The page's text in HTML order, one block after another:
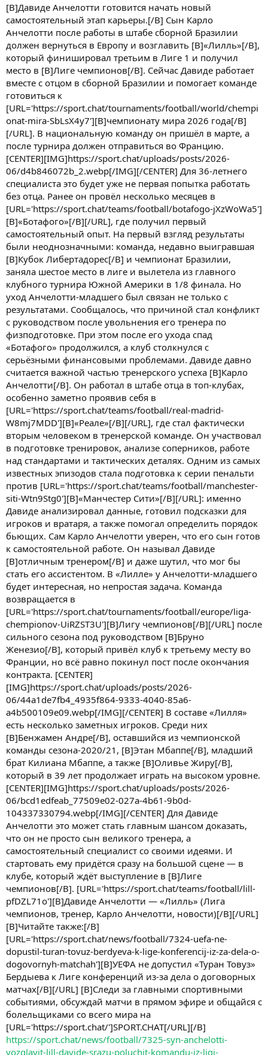
[B]Давиде Анчелотти готовится начать новый
самостоятельный этап карьеры.[/B] Сын Карло
Анчелотти после работы в штабе сборной Бразилии
должен вернуться в Европу и возглавить [B]«Лилль»[/B],
который финишировал третьим в Лиге 1 и получил
место в [B]Лиге чемпионов[/B]. Сейчас Давиде работает
вместе с отцом в сборной Бразилии и помогает команде
готовиться к
[URL='https://sport.chat/tournaments/football/world/chempi
onat-mira-SbLsX4y7'][B]чемпионату мира 2026 года[/B]
[/URL]. В национальную команду он пришёл в марте, а
после турнира должен отправиться во Францию.
[CENTER][IMG]https://sport.chat/uploads/posts/2026-
06/d4b846072b_2.webp[/IMG][/CENTER] Для 36-летнего
специалиста это будет уже не первая попытка работать
без отца. Ранее он провёл несколько месяцев в
[URL='https://sport.chat/teams/football/botafogo-jXzWoWa5']
[B]«Ботафого»[/B][/URL], где получил первый
самостоятельный опыт. На первый взгляд результаты
были неоднозначными: команда, недавно выигравшая
[B]Кубок Либертадорес[/B] и чемпионат Бразилии,
заняла шестое место в лиге и вылетела из главного
клубного турнира Южной Америки в 1/8 финала. Но
уход Анчелотти-младшего был связан не только с
результатами. Сообщалось, что причиной стал конфликт
с руководством после увольнения его тренера по
физподготовке. При этом после его ухода спад
«Ботафого» продолжился, а клуб столкнулся с
серьёзными финансовыми проблемами. Давиде давно
считается важной частью тренерского успеха [B]Карло
Анчелотти[/B]. Он работал в штабе отца в топ-клубах,
особенно заметно проявив себя в
[URL='https://sport.chat/teams/football/real-madrid-
W8mj7MDD'][B]«Реале»[/B][/URL], где стал фактически
вторым человеком в тренерской команде. Он участвовал
в подготовке тренировок, анализе соперников, работе
над стандартами и тактических деталях. Одним из самых
известных эпизодов стала подготовка к серии пенальти
против [URL='https://sport.chat/teams/football/manchester-
siti-Wtn9Stg0'][B]«Манчестер Сити»[/B][/URL]: именно
Давиде анализировал данные, готовил подсказки для
игроков и вратаря, а также помогал определить порядок
бьющих. Сам Карло Анчелотти уверен, что его сын готов
к самостоятельной работе. Он называл Давиде
[B]отличным тренером[/B] и даже шутил, что мог бы
стать его ассистентом. В «Лилле» у Анчелотти-младшего
будет интересная, но непростая задача. Команда
возвращается в
[URL='https://sport.chat/tournaments/football/europe/liga-
chempionov-UiRZST3U'][B]Лигу чемпионов[/B][/URL] после
сильного сезона под руководством [B]Бруно
Женезио[/B], который привёл клуб к третьему месту во
Франции, но всё равно покинул пост после окончания
контракта. [CENTER]
[IMG]https://sport.chat/uploads/posts/2026-
06/44a1de7fb4_4935f864-9333-4040-85a6-
a4b500109e09.webp[/IMG][/CENTER] В составе «Лилля»
есть несколько заметных игроков. Среди них
[B]Бенжамен Андре[/B], оставшийся из чемпионской
команды сезона-2020/21, [B]Этан Мбаппе[/B], младший
брат Килиана Мбаппе, а также [B]Оливье Жиру[/B],
который в 39 лет продолжает играть на высоком уровне.
[CENTER][IMG]https://sport.chat/uploads/posts/2026-
06/bcd1edfeab_77509e02-027a-4b61-9b0d-
104337330794.webp[/IMG][/CENTER] Для Давиде
Анчелотти это может стать главным шансом доказать,
что он не просто сын великого тренера, а
самостоятельный специалист со своими идеями. И
стартовать ему придётся сразу на большой сцене — в
клубе, который ждёт выступление в [B]Лиге
чемпионов[/B]. [URL='https://sport.chat/teams/football/lill-
pfDZL71o'][B]Давиде Анчелотти — «Лилль» (Лига
чемпионов, тренер, Карло Анчелотти, новости)[/B][/URL]
[B]Читайте также:[/B]
[URL='https://sport.chat/news/football/7324-uefa-ne-
dopustil-turan-tovuz-berdyeva-k-lige-konferencij-iz-za-dela-o-
dogovornyh-matchah'][B]УЕФА не допустил «Туран Товуз»
Бердыева к Лиге конференций из-за дела о договорных
матчах[/B][/URL] [B]Следи за главными спортивными
событиями, обсуждай матчи в прямом эфире и общайся с
болельщиками со всего мира на
[URL='https://sport.chat/']SPORT.CHAT[/URL][/B]
https://sport.chat/news/football/7325-syn-anchelotti-
vozglavit-lill-davide-srazu-poluchit-komandu-iz-ligi-